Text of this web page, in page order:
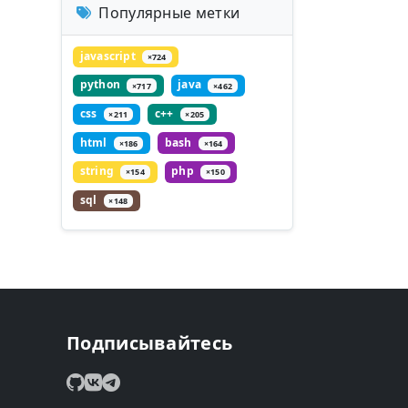
Популярные метки
javascript ×724
python ×717 java ×462
css ×211 c++ ×205
html ×186 bash ×164
string ×154 php ×150
sql ×148
Подписывайтесь